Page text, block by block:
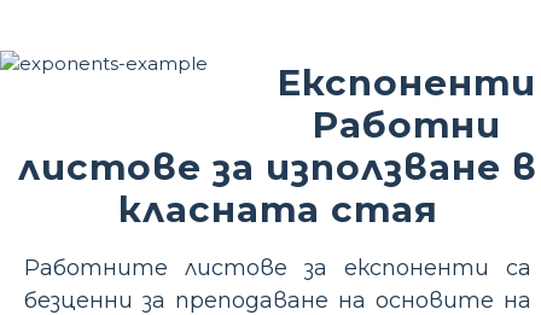
Експоненти
Работни
листове за използване в
класната стая
Работните листове за експоненти са
безценни за преподаване на основите на